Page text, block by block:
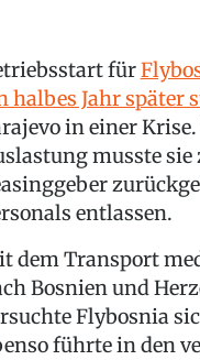
für
halbes Jahr später
in einer
musste sie
entlassen.
dem Transport
Bosnien und
Flybosnia
führte in den